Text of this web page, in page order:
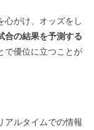
心がけ、オッズをし
合の結果を予測する
で優位に立つことが
アルタイムでの情報